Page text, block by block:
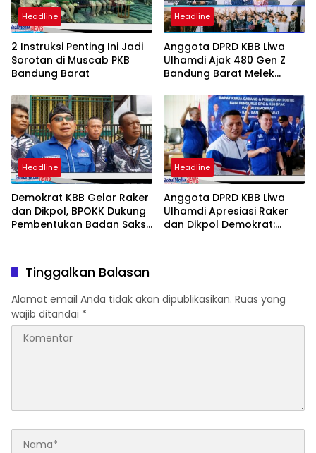
Headline
2 Instruksi Penting Ini Jadi
Sorotan di Muscab PKB
Bandung Barat
Headline
Anggota DPRD KBB Liwa
Ulhamdi Ajak 480 Gen Z
Bandung Barat Melek
Sharing Inspiratif
Headline
Demokrat KBB Gelar Raker
dan Dikpol, BPOKK Dukung
Pembentukan Badan Saksi
Headline
Anggota DPRD KBB Liwa
Ulhamdi Apresiasi Raker
dan Dikpol Demokrat:
Tinggalkan Balasan
Alamat email Anda tidak akan dipublikasikan. Ruas yang
wajib ditandai *